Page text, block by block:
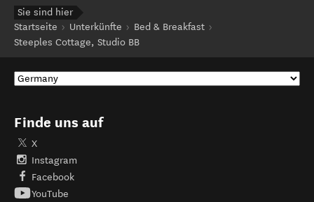
Sie sind hier
Startseite
Unterkünfte
Bed & Breakfast
Steeples Cottage, Studio BB
Finde uns auf
X
Instagram
Facebook
YouTube